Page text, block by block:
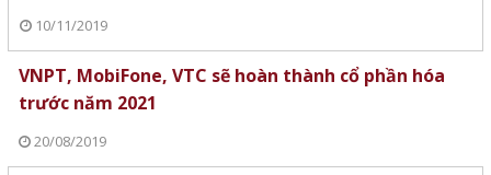
10/11/2019
VNPT, MobiFone, VTC sẽ hoàn thành cổ phần hóa
trước năm 2021
20/08/2019